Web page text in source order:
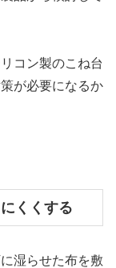
コン製のこね台
が必要になるか
くくする
湿らせた布を敷